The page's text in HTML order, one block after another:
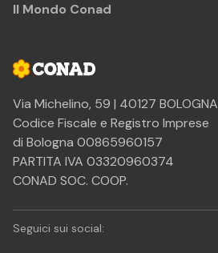
Via Michelino, 59 | 40127 BOLOGNA
Codice Fiscale e Registro Imprese
di Bologna 00865960157
PARTITA IVA 03320960374
CONAD SOC. COOP.
Il Mondo Conad
Seguici sui social: